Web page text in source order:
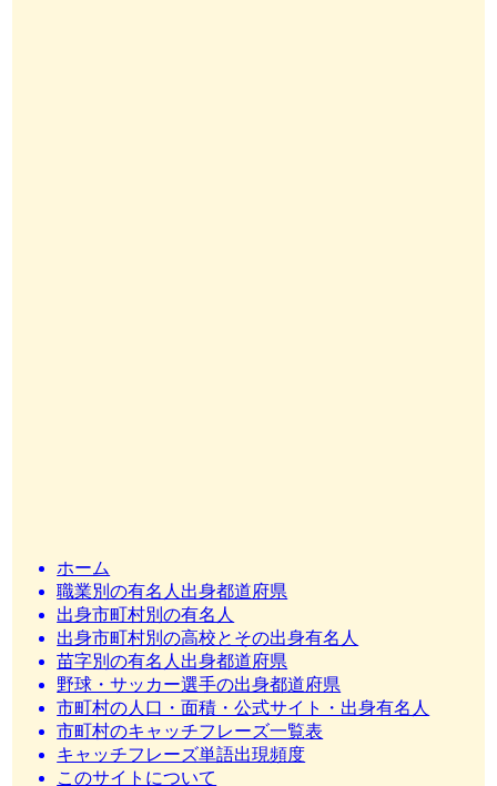
ホーム
職業別の有名人出身都道府県
出身市町村別の有名人
出身市町村別の高校とその出身有名人
苗字別の有名人出身都道府県
野球・サッカー選手の出身都道府県
市町村の人口・面積・公式サイト・出身有名人
市町村のキャッチフレーズ一覧表
キャッチフレーズ単語出現頻度
このサイトについて